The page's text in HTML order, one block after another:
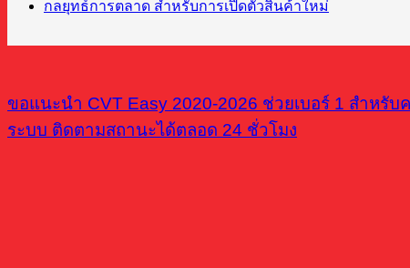
กลยุทธ์การตลาด สำหรับการเปิดตัวสินค้าใหม่
ขอแนะนำ CVT Easy 2020-2026 ช่วยเบอร์ 1 สำหรั
ระบบ ติดตามสถานะได้ตลอด 24 ชั่วโมง